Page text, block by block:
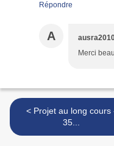
Répondre
A
Merci
< Projet au long cours -
35...